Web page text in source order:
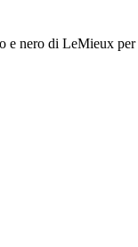
e nero di LeMieux